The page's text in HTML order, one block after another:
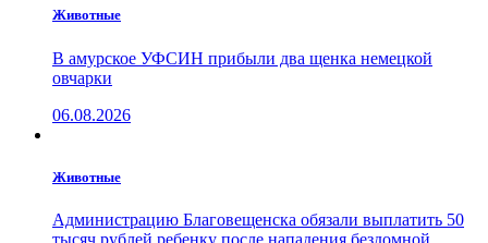
Животные
В амурское УФСИН прибыли два щенка немецкой
овчарки
06.08.2026
Животные
Администрацию Благовещенска обязали выплатить 50
тысяч рублей ребенку после нападения бездомной